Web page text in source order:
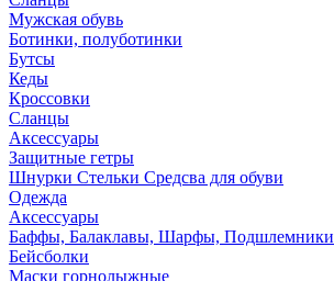
Мужская обувь
Ботинки, полуботинки
Бутсы
Кеды
Кроссовки
Сланцы
Аксессуары
Защитные гетры
Шнурки Стельки Средсва для обуви
Одежда
Аксессуары
Баффы, Балаклавы, Шарфы, Подшлемники
Бейсболки
Маски горнолыжные